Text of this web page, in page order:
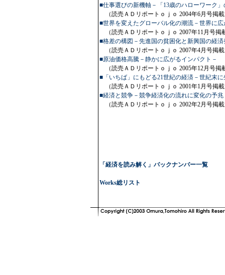
■仕事選びの新機軸－「13歳のハローワーク」
（読売ＡＤリポートｏｊｏ 2004年6月号掲
■世界を変えたグローバル化の潮流－世界に
（読売ＡＤリポートｏｊｏ 2007年11月号掲
■格差の構図－先進国の貧困化と新興国の経済
（読売ＡＤリポートｏｊｏ 2007年4月号掲
■原油価格高騰－静かに広がるインパクト－
（読売ＡＤリポートｏｊｏ 2005年12月号掲
■「いちば」にもどる21世紀の経済－世紀末
（読売ＡＤリポートｏｊｏ 2001年1月号掲
■経済と競争－競争経済化の流れに変化の予兆
（読売ＡＤリポートｏｊｏ 2002年2月号掲
「経済を読み解く」バックナンバー一覧
Works総リスト